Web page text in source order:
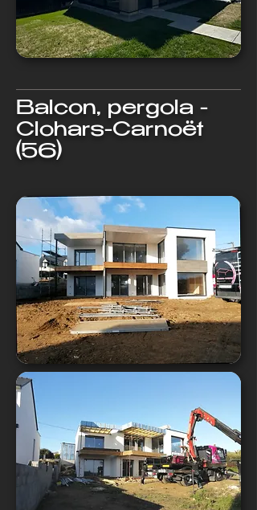
Balcon, pergola -
Clohars-Carnoët
(56)